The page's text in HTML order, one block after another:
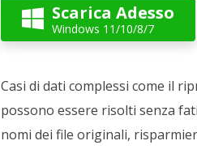
 Scarica Adesso
Windows 11/10/8/7
Casi di dati complessi come il
possono essere risolti senza
nomi dei file originali,